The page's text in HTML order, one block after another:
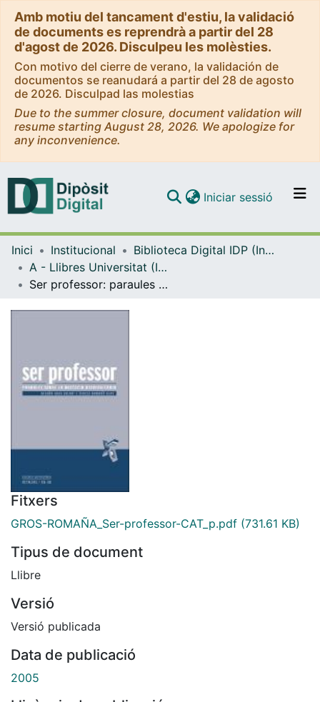
Amb motiu del tancament d'estiu, la validació
de documents es reprendrà a partir del 28
d'agost de 2026. Disculpeu les molèsties.
Con motivo del cierre de verano, la validación de
documentos se reanudará a partir del 28 de agosto
de 2026. Disculpad las molestias
Due to the summer closure, document validation will
resume starting August 28, 2026. We apologize for
any inconvenience.
Navega per tot el DD
Iniciar sessió (current)
Inici Institucional
Biblioteca Digital IDP (Institut de Desenvolupament Professional)
A - Llibres Universitat (IDP, Octaedro)
Ser professor: paraules sobre la docència universitària
Fitxers
GROS-ROMAÑA_Ser-professor-CAT_p.pdf (731.61 KB)
Tipus de document
Llibre
Versió
Versió publicada
Data de publicació
2005